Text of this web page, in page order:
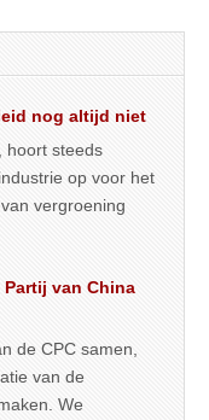
nog altijd niet
hoort steeds
op voor het
vergroening
van China
de CPC samen,
van de
We